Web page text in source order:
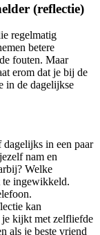
(reflectie)
regelmatig
betere
fouten. Maar
erom dat je bij de
in de dagelijkse
dagelijks in een paar
nam en
Welke
te ingewikkeld.
kan
je kijkt met zelfliefde
als je beste vriend